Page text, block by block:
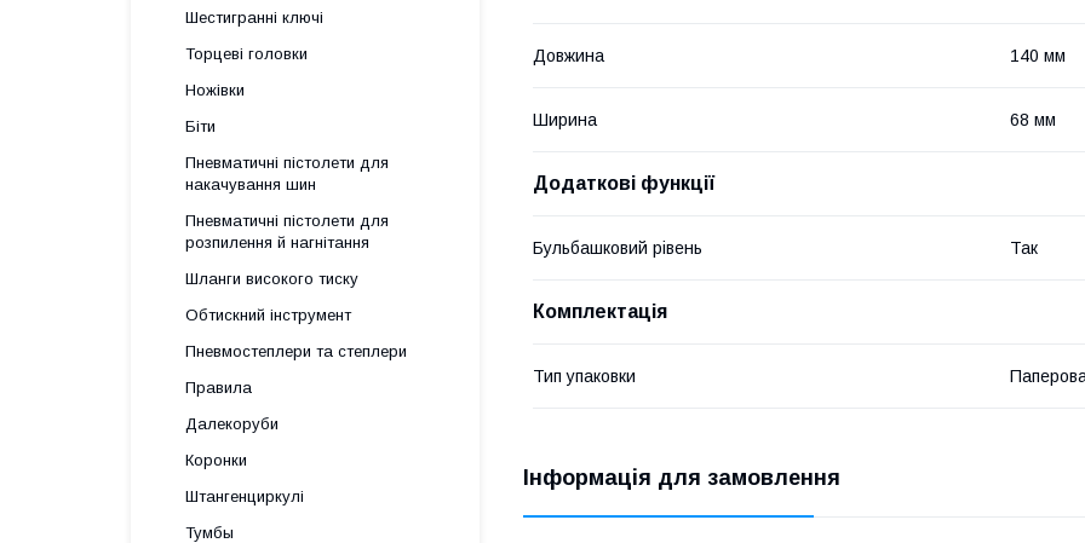
Довжина 140 мм
Ширина 68 мм
Додаткові функції
Бульбашковий рівень Так
Комплектація
Тип упаковки
Інформація для замовлення
Шестигранні ключі
Торцеві головки
Ножівки
Біти
Пневматичні пістолети для
накачування шин
Пневматичні пістолети для
розпилення й нагнітання
Шланги високого тиску
Обтискний інструмент
Пневмостеплери та степлери
Правила
Далекоруби
Коронки
Штангенциркулі
Тумбы